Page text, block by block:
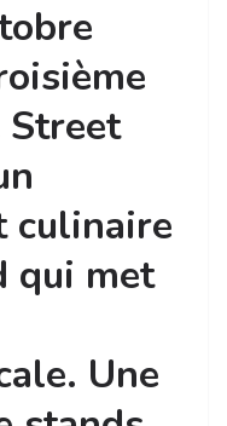
culinaire
qui met
Une